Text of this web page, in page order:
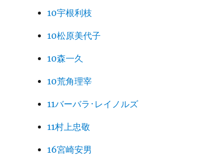
10宇根利枝
10松原美代子
10森一久
10荒角理宰
11バーバラ･レイノルズ
11村上忠敬
16宮崎安男